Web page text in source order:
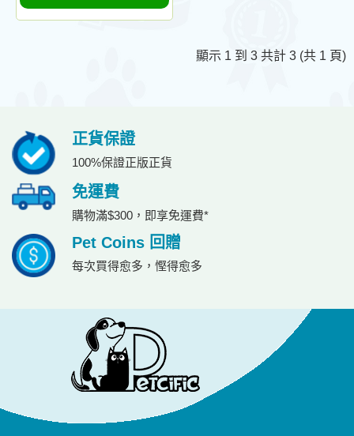
顯示 1 到 3 共計 3 (共 1 頁)
正貨保證
100%保證正版正貨
免運費
購物滿$300，即享免運費*
Pet Coins 回贈
每次買得愈多，慳得愈多